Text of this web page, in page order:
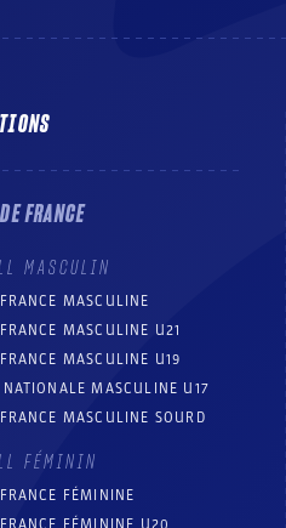
FRANCE
MASCULIN
MASCULINE
MASCULINE U21
MASCULINE U19
NATIONALE MASCULINE U17
MASCULINE SOURD
FÉMININ
FÉMININE
FÉMININE U20